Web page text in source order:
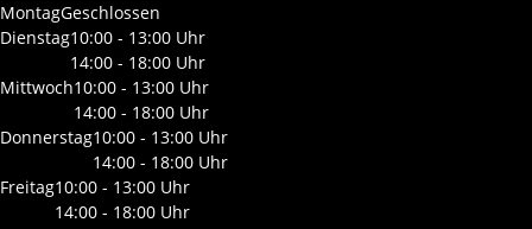
MontagGeschlossen
Dienstag10:00 - 13:00 Uhr
14:00 - 18:00 Uhr
Mittwoch10:00 - 13:00 Uhr
14:00 - 18:00 Uhr
Donnerstag10:00 - 13:00 Uhr
14:00 - 18:00 Uhr
Freitag10:00 - 13:00 Uhr
14:00 - 18:00 Uhr